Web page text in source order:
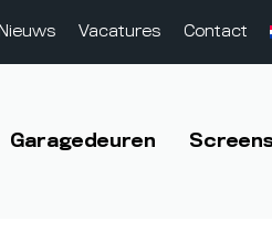
Nieuws Vacatures Contact
Garagedeuren